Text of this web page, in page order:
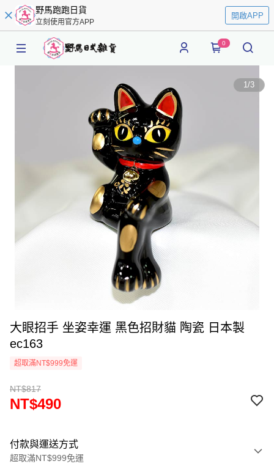
野馬跑跑日貨
立刻使用官方APP
開啟APP
0
1/3
大眼招手 坐姿幸運 黑色招財貓 陶瓷 日本製
ec163
超取滿NT$999免運
NT$817
NT$490
付款與運送方式
超取滿NT$999免運